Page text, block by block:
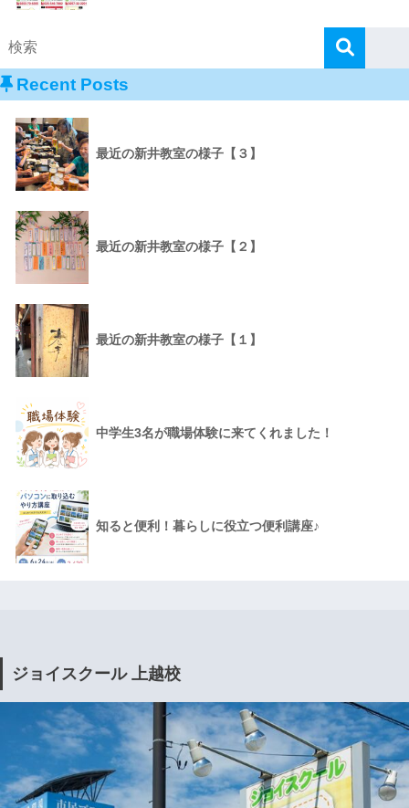
Recent Posts
最近の新井教室の様子【３】
最近の新井教室の様子【２】
最近の新井教室の様子【１】
中学生3名が職場体験に来てくれました！
知ると便利！暮らしに役立つ便利講座♪
ジョイスクール 上越校